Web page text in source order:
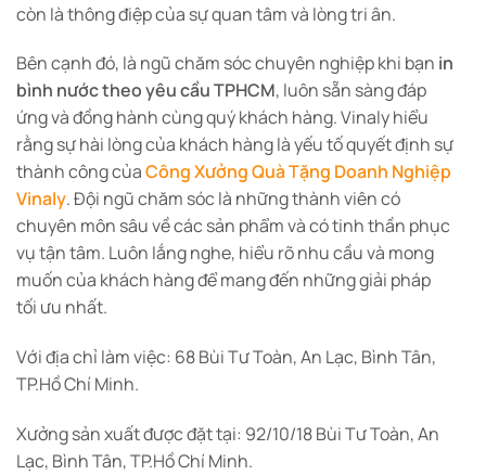
còn là thông điệp của sự quan tâm và lòng tri ân.
Bên cạnh đó, là ngũ chăm sóc chuyên nghiệp khi bạn in
bình nước theo yêu cầu TPHCM, luôn sẵn sàng đáp
ứng và đồng hành cùng quý khách hàng. Vinaly hiểu
rằng sự hài lòng của khách hàng là yếu tố quyết định sự
thành công củaCông Xưởng Quà Tặng Doanh Nghiệp
Vinaly. Đội ngũ chăm sóc là những thành viên có
chuyên môn sâu về các sản phẩm và có tinh thần phục
vụ tận tâm. Luôn lắng nghe, hiểu rõ nhu cầu và mong
muốn của khách hàng để mang đến những giải pháp
tối ưu nhất.
Với địa chỉ làm việc: 68 Bùi Tư Toàn, An Lạc, Bình Tân,
TP.Hồ Chí Minh.
Xưởng sản xuất được đặt tại: 92/10/18 Bùi Tư Toàn, An
Lạc, Bình Tân, TP.Hồ Chí Minh.